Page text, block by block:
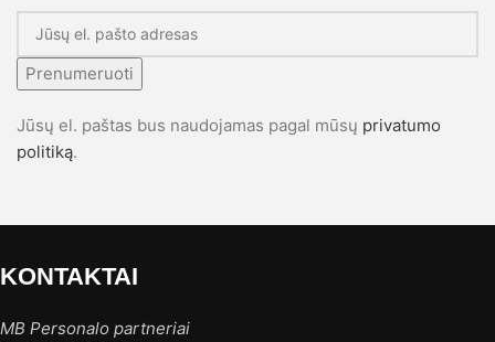
Prenumeruoti
Jūsų el. paštas bus naudojamas pagal mūsų privatumo
politiką.
KONTAKTAI
MB Personalo partneriai